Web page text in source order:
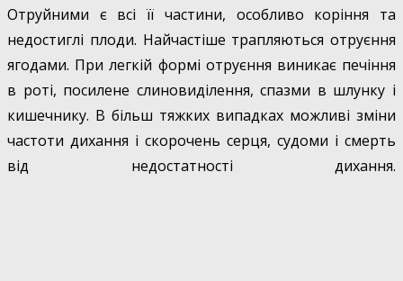
Отруйними є всі її частини, особливо коріння та
недостиглі плоди. Найчастіше трапляються отруєння
ягодами. При легкій формі отруєння виникає печіння
в роті, посилене слиновиділення, спазми в шлунку і
кишечнику. В більш тяжких випадках можливі зміни
частоти дихання і скорочень серця, судоми і смерть
від недостатності дихання.